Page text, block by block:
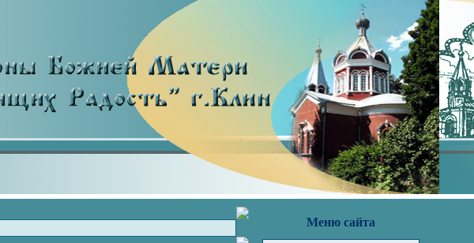
Меню сайта